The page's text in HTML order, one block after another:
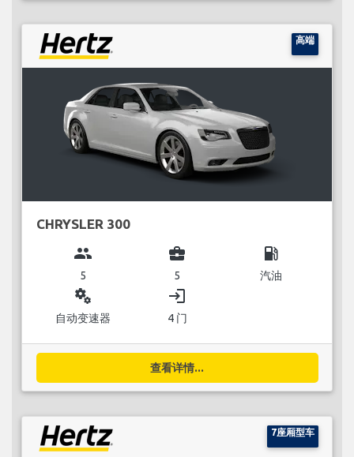
高端
CHRYSLER 300
group
5
business_center
5
local_gas_station
汽油
miscellaneous_services
自动变速器
login
4 门
查看详情...
7座厢型车